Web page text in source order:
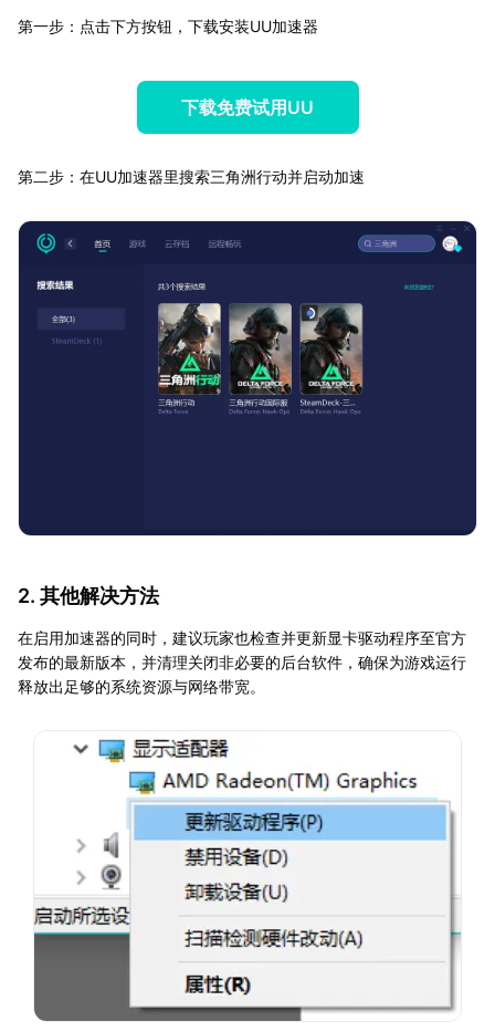
第一步：点击下方按钮，下载安装UU加速器
下载免费试用UU
第二步：在UU加速器里搜索三角洲行动并启动加速
2. 其他解决方法
在启用加速器的同时，建议玩家也检查并更新显卡驱动程序至官方
发布的最新版本，并清理关闭非必要的后台软件，确保为游戏运行
释放出足够的系统资源与网络带宽。